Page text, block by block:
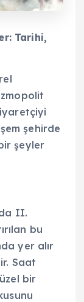
Tarihi,
şehirde
şeyler
II.
bu
yer alır
Saat
bir